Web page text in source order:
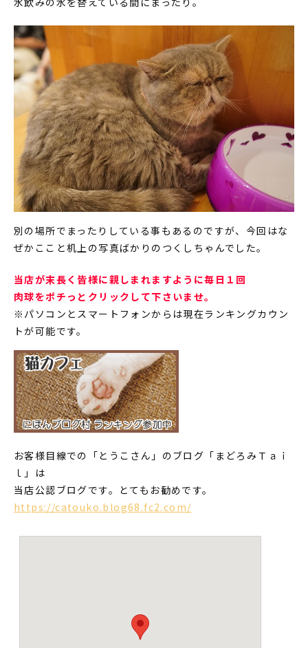
別の場所でまったりしている事もあるのですが、今回はな
ぜかここと机上の写真ばかりのつくしちゃんでした。
当店が末長く皆様に親しまれますように毎日１回
肉球をポチっとクリックして下さいませ。
※パソコンとスマートフォンからは現在ランキングカウン
トが可能です。
お客様目線での「とうこさん」のブログ「まどろみＴａｉ
ｌ」は
当店公認ブログです。とてもお勧めです。
https://catouko.blog68.fc2.com/